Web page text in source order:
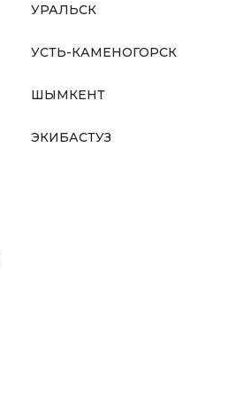
УРАЛЬСК
УСТЬ-КАМЕНОГОРСК
ШЫМКЕНТ
ЭКИБАСТУЗ